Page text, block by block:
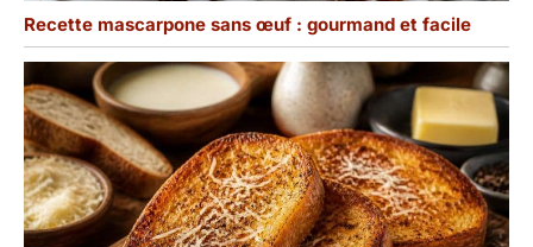
Recette mascarpone sans œuf : gourmand et facile